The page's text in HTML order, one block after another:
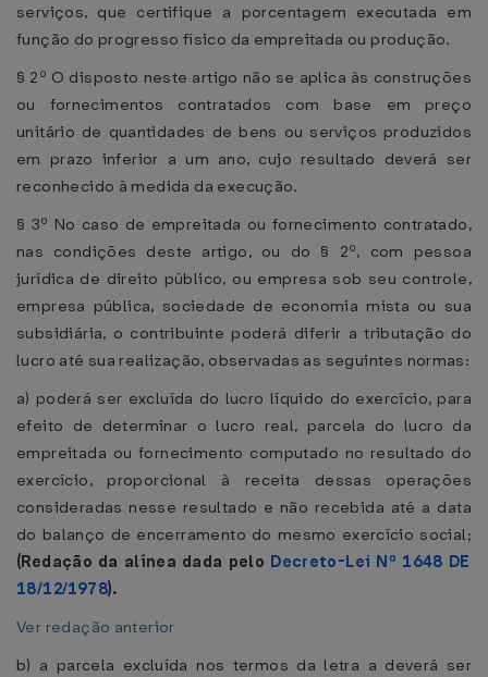
serviços, que certifique a porcentagem executada em
função do progresso físico da empreitada ou produção.
§ 2º O disposto neste artigo não se aplica às construções
ou fornecimentos contratados com base em preço
unitário de quantidades de bens ou serviços produzidos
em prazo inferior a um ano, cujo resultado deverá ser
reconhecido à medida da execução.
§ 3º No caso de empreitada ou fornecimento contratado,
nas condições deste artigo, ou do § 2º, com pessoa
jurídica de direito público, ou empresa sob seu controle,
empresa pública, sociedade de economia mista ou sua
subsidiária, o contribuinte poderá diferir a tributação do
lucro até sua realização, observadas as seguintes normas:
a) poderá ser excluída do lucro líquido do exercício, para
efeito de determinar o lucro real, parcela do lucro da
empreitada ou fornecimento computado no resultado do
exercício, proporcional à receita dessas operações
consideradas nesse resultado e não recebida até a data
do balanço de encerramento do mesmo exercício social;
(Redação da alínea dada pelo Decreto-Lei Nº 1648 DE
18/12/1978).
Ver redação anterior
b) a parcela excluída nos termos da letra a deverá ser